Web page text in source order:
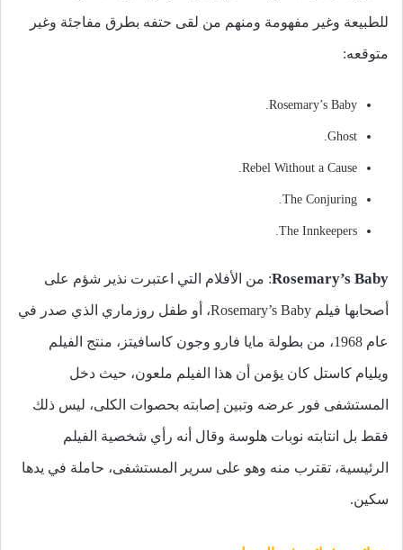
للطبيعة وغير مفهومة ومنهم من لقى حتفه بطرق مفاجئة وغير
متوقعه:
Rosemary’s Baby.
Ghost.
Rebel Without a Cause.
The Conjuring.
The Innkeepers.
Rosemary’s Baby: من الأفلام التي اعتبرت نذير شؤم على
أصحابها فيلم Rosemary’s Baby، أو طفل روزماري الذي صدر في
عام 1968، من بطولة مايا فارو وجون كاسافيتز، منتج الفيلم
ويليام كاستل كان يؤمن أن هذا الفيلم ملعون، حيث دخل
المستشفى فور عرضه وتبين إصابته بحصوات الكلى، ليس ذلك
فقط بل انتابته نوبات هلوسة وقال أنه رأي شخصية الفيلم
الرئيسية، تقترب منه وهو على سرير المستشفى، حاملة في يدها
سكين.